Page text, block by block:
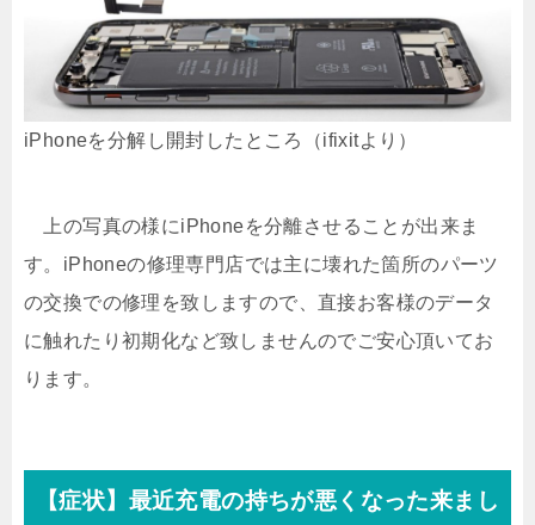
iPhoneを分解し開封したところ（ifixitより）
上の写真の様にiPhoneを分離させることが出来ま
す。iPhoneの修理専門店では主に壊れた箇所のパーツ
の交換での修理を致しますので、直接お客様のデータ
に触れたり初期化など致しませんのでご安心頂いてお
ります。
【症状】最近充電の持ちが悪くなった来まし